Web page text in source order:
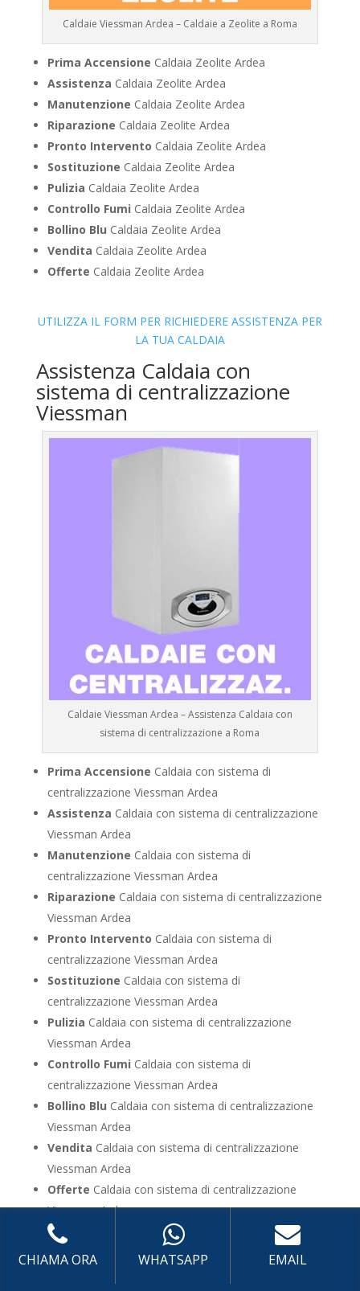
Caldaie Viessman Ardea – Caldaie a Zeolite a Roma
Prima Accensione Caldaia Zeolite Ardea
Assistenza Caldaia Zeolite Ardea
Manutenzione Caldaia Zeolite Ardea
Riparazione Caldaia Zeolite Ardea
Pronto Intervento Caldaia Zeolite Ardea
Sostituzione Caldaia Zeolite Ardea
Pulizia Caldaia Zeolite Ardea
Controllo Fumi Caldaia Zeolite Ardea
Bollino Blu Caldaia Zeolite Ardea
Vendita Caldaia Zeolite Ardea
Offerte Caldaia Zeolite Ardea
UTILIZZA IL FORM PER RICHIEDERE ASSISTENZA PER
LA TUA CALDAIA
Assistenza Caldaia con
sistema di centralizzazione
Viessman
Caldaie Viessman Ardea – Assistenza Caldaia con
sistema di centralizzazione a Roma
Prima Accensione Caldaia con sistema di
centralizzazione Viessman Ardea
Assistenza Caldaia con sistema di centralizzazione
Viessman Ardea
Manutenzione Caldaia con sistema di
centralizzazione Viessman Ardea
Riparazione Caldaia con sistema di centralizzazione
Viessman Ardea
Pronto Intervento Caldaia con sistema di
centralizzazione Viessman Ardea
Sostituzione Caldaia con sistema di
centralizzazione Viessman Ardea
Pulizia Caldaia con sistema di centralizzazione
Viessman Ardea
Controllo Fumi Caldaia con sistema di
centralizzazione Viessman Ardea
Bollino Blu Caldaia con sistema di centralizzazione
Viessman Ardea
Vendita Caldaia con sistema di centralizzazione
Viessman Ardea
Offerte Caldaia con sistema di centralizzazione
Viessman Ardea
UTILIZZA IL FORM PER RICHIEDERE ASSISTENZA PER
CHIAMA ORA WHATSAPP EMAIL